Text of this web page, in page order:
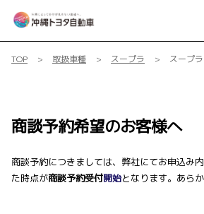
TOP 取扱車種 スープラ スープ
商談予約希望のお客様へ
商談予約につきましては、弊社にてお申込み
た時点が商談予約受付開始となります。あら